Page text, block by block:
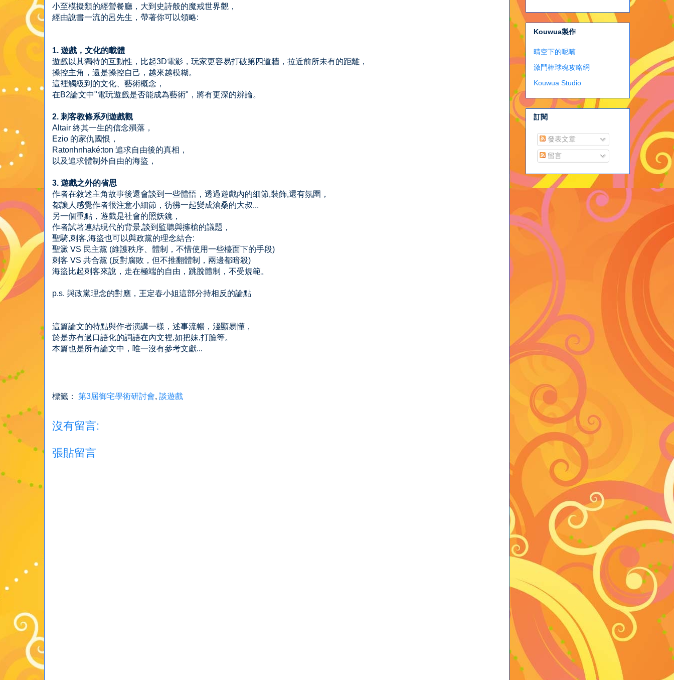
小至模擬類的經營餐廳，大到史詩般的魔戒世界觀，
經由說書一流的呂先生，帶著你可以領略:
1. 遊戲，文化的載體
遊戲以其獨特的互動性，比起3D電影，玩家更容易打破第四道牆，拉近前所未有的距離，
操控主角，還是操控自己，越來越模糊。
這裡觸級到的文化、藝術概念，
在B2論文中"電玩遊戲是否能成為藝術"，將有更深的辨論。
2. 刺客教條系列遊戲觀
Altair 終其一生的信念殞落，
Ezio 的家仇國恨，
Ratonhnhaké:ton 追求自由後的真相，
以及追求體制外自由的海盜，
3. 遊戲之外的省思
作者在敘述主角故事後還會談到一些體悟，透過遊戲內的細節,裝飾,還有氛圍，
都讓人感覺作者很注意小細節，彷彿一起變成滄桑的大叔...
另一個重點，遊戲是社會的照妖鏡，
作者試著連結現代的背景,談到監聽與擁槍的議題，
聖騎,刺客,海盜也可以與政黨的理念結合:
聖澱 VS 民主黨 (維護秩序、體制，不惜使用一些檯面下的手段)
刺客 VS 共合黨 (反對腐敗，但不推翻體制，兩邊都暗殺)
海盜比起刺客來說，走在極端的自由，跳脫體制，不受規範。
p.s. 與政黨理念的對應，王定春小姐這部分持相反的論點
這篇論文的特點與作者演講一樣，述事流暢，淺顯易懂，
於是亦有過口語化的詞語在內文裡,如把妹,打臉等。
本篇也是所有論文中，唯一沒有參考文獻...
標籤： 第3屆御宅學術研討會, 談遊戲
沒有留言:
張貼留言
Kouwua製作
晴空下的呢喃
激鬥棒球魂攻略網
Kouwua Studio
訂閱
發表文章
留言